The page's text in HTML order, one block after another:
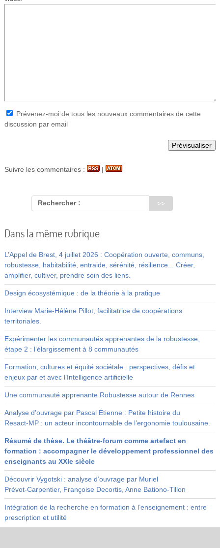
Prévenez-moi de tous les nouveaux commentaires de cette
discussion par email
Suivre les commentaires : |
Rechercher :
Dans la même rubrique
L’Appel de Brest, 4 juillet 2026 : Coopération ouverte, communs,
robustesse, habitabilité, entraide, sérénité, résilience... Créer,
amplifier, cultiver, prendre soin des liens.
Design écosystémique : de la théorie à la pratique
Interview Marie-Hélène Pillot, facilitatrice de coopérations
territoriales.
Expérimenter les communautés apprenantes de la robustesse,
étape 2 : l’élargissement à 8 communautés
Formation, cultures et équité sociétale : perspectives, défis et
enjeux par et avec l’Intelligence artificielle
Une communauté apprenante Robustesse autour de Rennes
Analyse d’ouvrage par Pascal Étienne : Petite histoire du
Resact‑MP : un acteur incontournable de l’ergonomie toulousaine.
Résumé de thèse. Le théâtre-forum comme artefact en
formation : accompagner le développement professionnel des
enseignants au XXIe siècle
Découvrir Vygotski : analyse d’ouvrage par Muriel
Prévot‑Carpentier, Françoise Decortis, Anne Bationo‑Tillon
Intégration de la recherche en formation à l’enseignement : entre
prescription et utilité